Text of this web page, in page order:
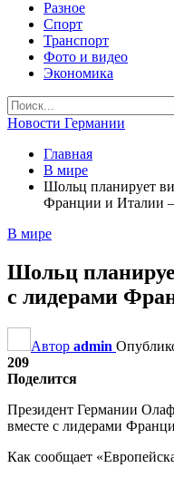
Разное
Спорт
Транспорт
Фото и видео
Экономика
Новости Германии
Главная
В мире
Шольц планирует
Франции и Италии
В мире
Шольц
с лидерами
Автор admin
209
Поделится
Президент Германии
вместе с лидерами
Как сообщает